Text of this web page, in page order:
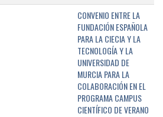
CONVENIO ENTRE LA
FUNDACIÓN ESPAÑOLA
PARA LA CIECIA Y LA
TECNOLOGÍA Y LA
UNIVERSIDAD DE
MURCIA PARA LA
COLABORACIÓN EN EL
PROGRAMA CAMPUS
CIENTÍFICO DE VERANO